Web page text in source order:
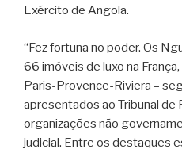
Exército de Angola.
“Fez fortuna no poder. Os
66 imóveis de luxo na
Paris-Provence-Riviera –
apresentados ao Tribunal de
organizações não
judicial. Entre os destaques